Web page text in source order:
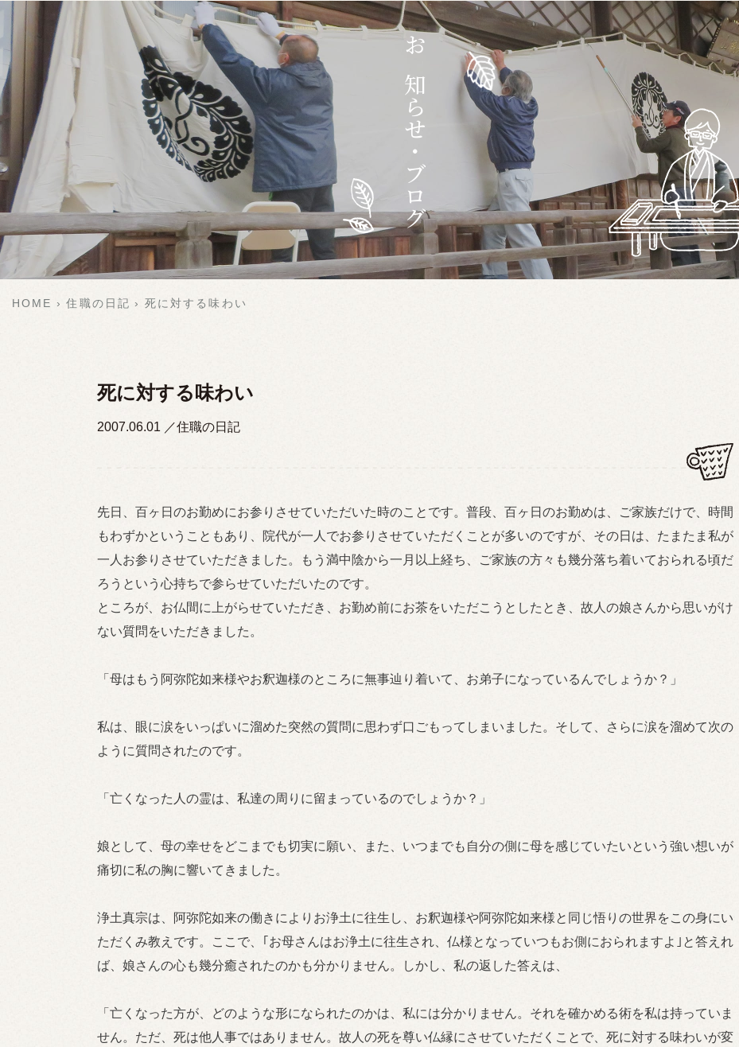
お知らせ・ブログ
HOME 住職の日記 死に対する味わい
死に対する味わい
2007.06.01 住職の日記
先日、百ヶ日のお勤めにお参りさせていただいた時のことです。普段、百ヶ日のお勤めは、ご家族だけで、時間
もわずかということもあり、院代が一人でお参りさせていただくことが多いのですが、その日は、たまたま私が
一人お参りさせていただきました。もう満中陰から一月以上経ち、ご家族の方々も幾分落ち着いておられる頃だ
ろうという心持ちで参らせていただいたのです。
ところが、お仏間に上がらせていただき、お勤め前にお茶をいただこうとしたとき、故人の娘さんから思いがけ
ない質問をいただきました。
「母はもう阿弥陀如来様やお釈迦様のところに無事辿り着いて、お弟子になっているんでしょうか？」
私は、眼に涙をいっぱいに溜めた突然の質問に思わず口ごもってしまいました。そして、さらに涙を溜めて次の
ように質問されたのです。
「亡くなった人の霊は、私達の周りに留まっているのでしょうか？」
娘として、母の幸せをどこまでも切実に願い、また、いつまでも自分の側に母を感じていたいという強い想いが
痛切に私の胸に響いてきました。
浄土真宗は、阿弥陀如来の働きによりお浄土に往生し、お釈迦様や阿弥陀如来様と同じ悟りの世界をこの身にい
ただくみ教えです。ここで、｢お母さんはお浄土に往生され、仏様となっていつもお側におられますよ｣と答えれ
ば、娘さんの心も幾分癒されたのかも分かりません。しかし、私の返した答えは、
「亡くなった方が、どのような形になられたのかは、私には分かりません。それを確かめる術を私は持っていま
せん。ただ、死は他人事ではありません。故人の死を尊い仏縁にさせていただくことで、死に対する味わいが変